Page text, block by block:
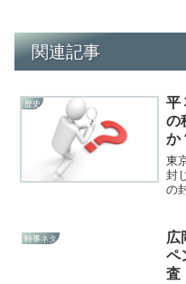
関連記事
歴史
平
の
か
東
封
の
時事ネタ
広
ペ
査